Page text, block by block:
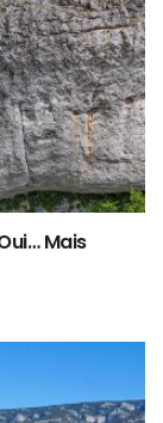
Mais